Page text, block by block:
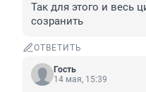
Так для этого и весь
созранить
ОТВЕТИТЬ
Гость
14 мая, 15:39